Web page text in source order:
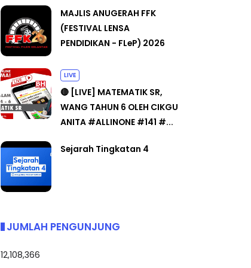
MAJLIS ANUGERAH FFK
(FESTIVAL LENSA
PENDIDIKAN - FLeP) 2026
LIVE
🔴 [LIVE] MATEMATIK SR,
WANG TAHUN 6 OLEH CIKGU
ANITA #ALLINONE #141 #...
Sejarah Tingkatan 4
JUMLAH PENGUNJUNG
12,108,366